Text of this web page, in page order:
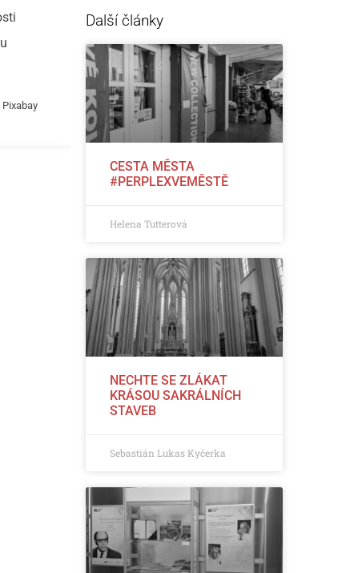
Pixabay
Další články
CESTA MĚSTA
#PERPLEXVEMĚSTĚ
Helena Tutterová
NECHTE SE ZLÁKAT
KRÁSOU SAKRÁLNÍCH
STAVEB
Sebastián Lukas Kyčerka